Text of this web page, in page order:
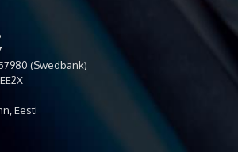
(Swedbank)
Eesti